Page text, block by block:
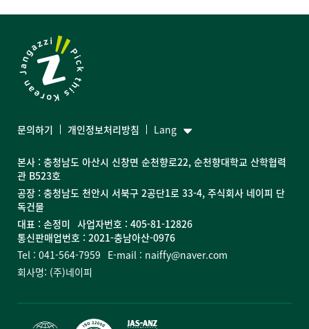
본사 : 충청남도 아산시 신창면 순천향로22, 순천향대학교 산학협력
관 B523호
공장 : 충청남도 천안시 서북구 2공단1로 33-4, 주식회사 네이피 단
독건물
대표 : 손정미 사업자번호 : 405-81-12826
통신판매업번호 : 2021-충남아산-0976
Tel : 041-564-7959 E-mail : naiffy@naver.com
회사명: (주)네이피
문의하기 개인정보처리방침 Lang